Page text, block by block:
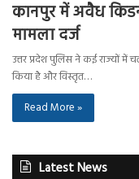
कानपुर में अवैध
मामला दर्ज
उत्तर प्रदेश पुलिस ने कई राज्यों
किया है और विस्तृत…
Read More »
Latest News